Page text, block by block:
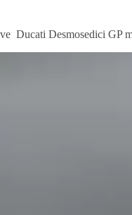
ve Ducati Desmosedici